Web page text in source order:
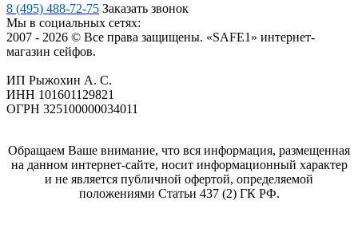
8 (495) 488-72-75 Заказать звонок
Мы в социальных сетях:
2007 - 2026 © Все права защищены. «SAFE1» интернет-
магазин сейфов.
ИП Рыжохин А. С.
ИНН 101601129821
ОГРН 325100000034011
Обращаем Ваше внимание, что вся информация, размещенная
на данном интернет-сайте, носит информационный характер
и не является публичной офертой, определяемой
положениями Статьи 437 (2) ГК РФ.